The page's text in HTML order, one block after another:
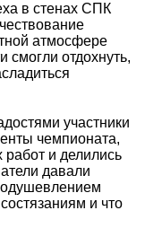
в стенах СПК
атмосфере
смогли отдохнуть,
участники
чемпионата,
работ и делились
давали
и что